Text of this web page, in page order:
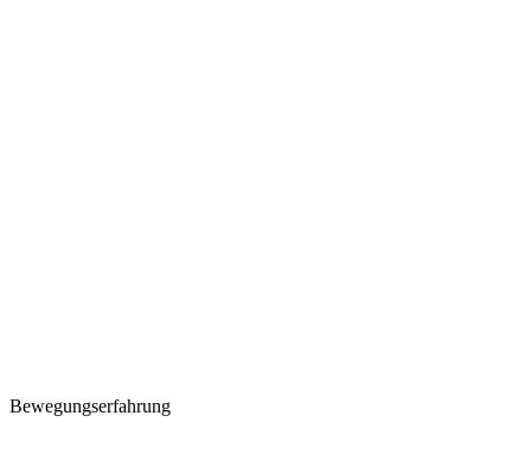
Bewegungserfahrung